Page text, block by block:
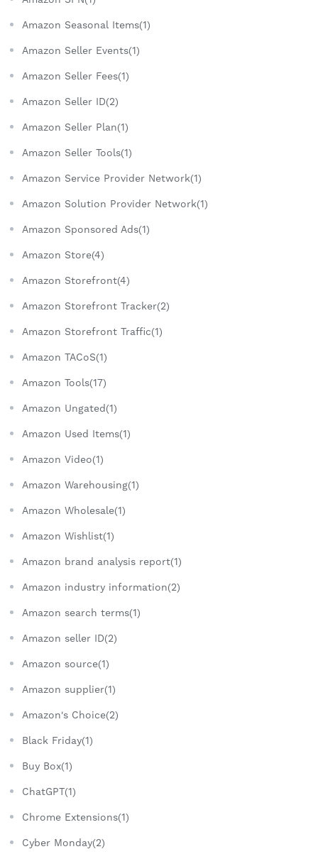
Amazon Seasonal Items(1)
Amazon Seller Events(1)
Amazon Seller Fees(1)
Amazon Seller ID(2)
Amazon Seller Plan(1)
Amazon Seller Tools(1)
Amazon Service Provider Network(1)
Amazon Solution Provider Network(1)
Amazon Sponsored Ads(1)
Amazon Store(4)
Amazon Storefront(4)
Amazon Storefront Tracker(2)
Amazon Storefront Traffic(1)
Amazon TACoS(1)
Amazon Tools(17)
Amazon Ungated(1)
Amazon Used Items(1)
Amazon Video(1)
Amazon Warehousing(1)
Amazon Wholesale(1)
Amazon Wishlist(1)
Amazon brand analysis report(1)
Amazon industry information(2)
Amazon search terms(1)
Amazon seller ID(2)
Amazon source(1)
Amazon supplier(1)
Amazon's Choice(2)
Black Friday(1)
Buy Box(1)
ChatGPT(1)
Chrome Extensions(1)
Cyber Monday(2)